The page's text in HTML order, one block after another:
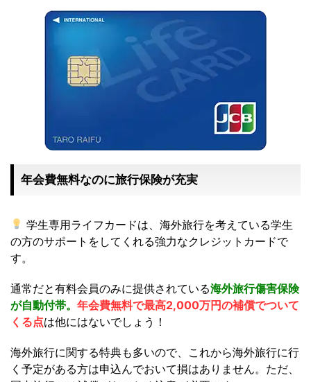
年会費無料なのに旅行保険が充実
学生専用ライフカードは、海外旅行を考えている学生
の方のサポートをしてくれる強力なクレジットカードで
す。
通常だと有料会員のみに提供されている海外旅行傷害保険
が自動付帯。 年会費無料で最高2,000万円の補償でついて
くる点は他にはないでしょう！
海外旅行に関する特典も多いので、これから海外旅行に行
く予定がある方は申込んでおいて損はありません。ただ、